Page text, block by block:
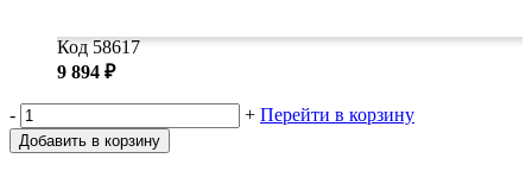
Код 58617
9 894 ₽
- + Перейти в корзину
Добавить в корзину